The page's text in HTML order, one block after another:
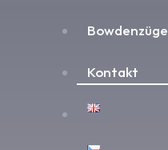
Bowdenzüge
Kontakt